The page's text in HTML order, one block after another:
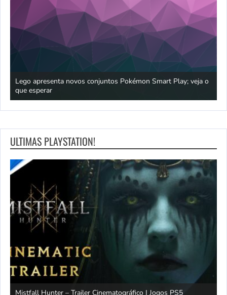
Lego apresenta novos conjuntos Pokémon Smart Play; veja o
que esperar
ULTIMAS PLAYSTATION!
Mistfall Hunter – Trailer Cinematográfico | Jogos PS5